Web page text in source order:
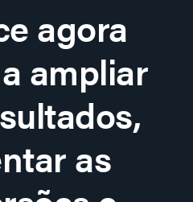
agora
ampliar
as